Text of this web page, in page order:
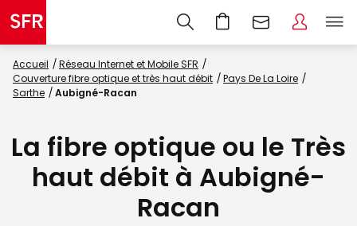
Accueil
Réseau Internet et Mobile SFR
Couverture fibre optique et très haut débit
Pays De La Loire
Sarthe
Aubigné-Racan
La fibre optique ou le Très
haut débit à Aubigné-
Racan